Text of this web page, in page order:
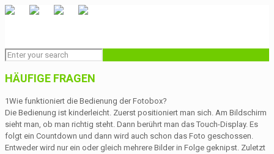
HÄUFIGE FRAGEN
1Wie funktioniert die Bedienung der Fotobox?
Die Bedienung ist kinderleicht. Zuerst positioniert man sich. Am Bildschirm
sieht man, ob man richtig steht. Dann berührt man das Touch-Display. Es
folgt ein Countdown und dann wird auch schon das Foto geschossen.
Entweder wird nur ein oder gleich mehrere Bilder in Folge geknipst. Zuletzt